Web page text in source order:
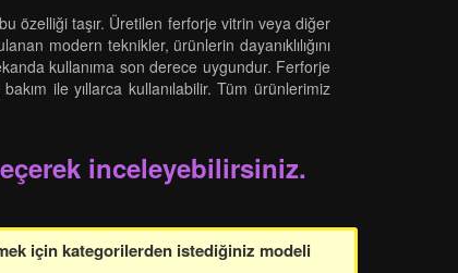
özelliği taşır. Üretilen ferforje vitrin veya diğer
modern teknikler, ürünlerin dayanıklılığını
kullanıma son derece uygundur. Ferforje
ile yıllarca kullanılabilir. Tüm ürünlerimiz
inceleyebilirsiniz.
için kategorilerden istediğiniz modeli